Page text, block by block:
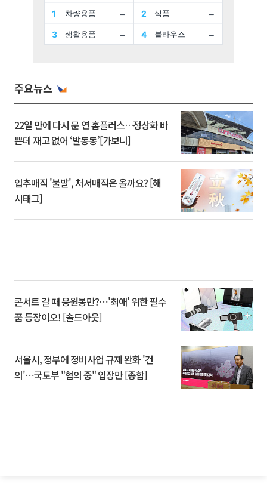
주요뉴스
22일 만에 다시 문 연 홈플러스…정상화 바
쁜데 재고 없어 ‘발동동’[가보니]
입추매직 '불발', 처서매직은 올까요? [해
시태그]
콘서트 갈 때 응원봉만?⋯'최애' 위한 필수
품 등장이오! [솔드아웃]
서울시, 정부에 정비사업 규제 완화 '건
의'⋯국토부 "협의 중" 입장만 [종합]